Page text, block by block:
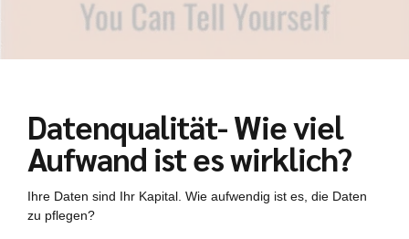
Datenqualität- Wie viel
Aufwand ist es wirklich?
Ihre Daten sind Ihr Kapital. Wie aufwendig ist es, die Daten
zu pflegen?